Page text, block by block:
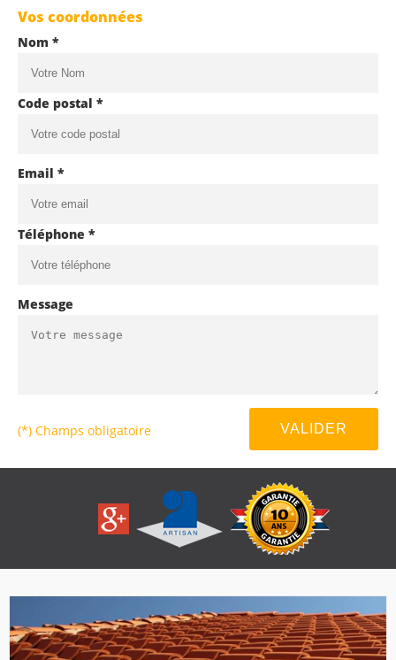
Vos coordonnées
Nom *
Code postal *
Email *
Téléphone *
Message
(*) Champs obligatoire